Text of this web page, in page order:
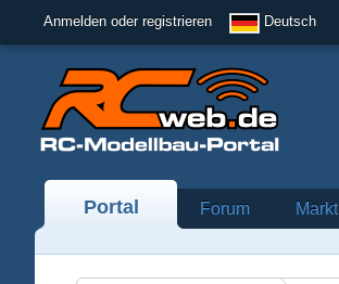
Anmelden oder registrieren Deutsch
Portal Forum